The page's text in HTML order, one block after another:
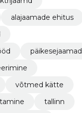
alajaamade ehitus
päikesejaamad
võtmed kätte
tallinn